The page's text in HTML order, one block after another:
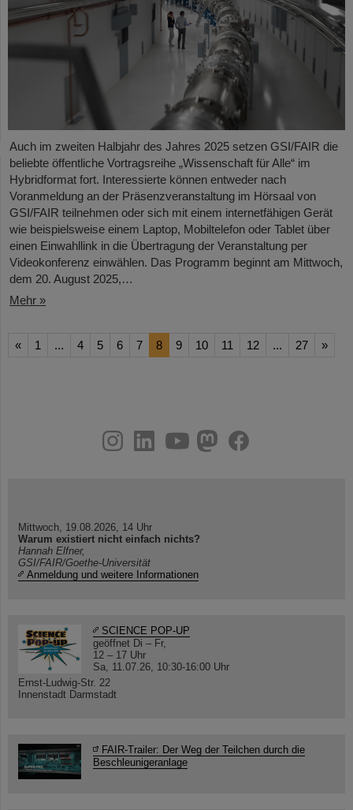
Auch im zweiten Halbjahr des Jahres 2025 setzen GSI/FAIR die
beliebte öffentliche Vortragsreihe „Wissenschaft für Alle“ im
Hybridformat fort. Interessierte können entweder nach
Voranmeldung an der Präsenzveranstaltung im Hörsaal von
GSI/FAIR teilnehmen oder sich mit einem internetfähigen Gerät
wie beispielsweise einem Laptop, Mobiltelefon oder Tablet über
einen Einwahllink in die Übertragung der Veranstaltung per
Videokonferenz einwählen. Das Programm beginnt am Mittwoch,
dem 20. August 2025,…
Mehr »
« 1 ... 4 5 6 7 8 9 10 11 12 ... 27 »
youtube
helmholtz.social
facebook
Mittwoch, 19.08.2026, 14 Uhr
Warum existiert nicht einfach nichts?
Hannah Elfner,
GSI/FAIR/Goethe-Universität
Anmeldung und weitere Informationen
SCIENCE POP-UP
geöffnet Di – Fr,
12 – 17 Uhr
Sa, 11.07.26, 10:30-16:00 Uhr
Ernst-Ludwig-Str. 22
Innenstadt Darmstadt
FAIR-Trailer: Der Weg der Teilchen durch die
Beschleunigeranlage